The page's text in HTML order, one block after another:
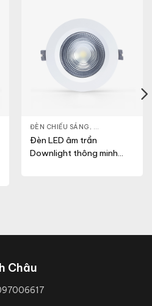
, THIẾT BỊ CHIẾU SÁNG
ĐÈN CHIẾU SÁNG , ĐÈN LED
Đèn LED âm trần
Downlight thông minh
Châu